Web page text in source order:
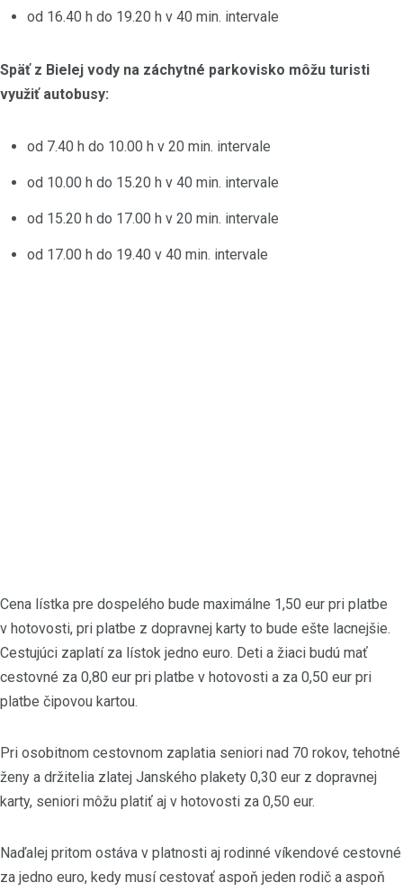
od 16.40 h do 19.20 h v 40 min. intervale
Späť z Bielej vody na záchytné parkovisko môžu turisti
využiť autobusy:
od 7.40 h do 10.00 h v 20 min. intervale
od 10.00 h do 15.20 h v 40 min. intervale
od 15.20 h do 17.00 h v 20 min. intervale
od 17.00 h do 19.40 v 40 min. intervale
Cena lístka pre dospelého bude maximálne 1,50 eur pri platbe
v hotovosti, pri platbe z dopravnej karty to bude ešte lacnejšie.
Cestujúci zaplatí za lístok jedno euro. Deti a žiaci budú mať
cestovné za 0,80 eur pri platbe v hotovosti a za 0,50 eur pri
platbe čipovou kartou.
Pri osobitnom cestovnom zaplatia seniori nad 70 rokov, tehotné
ženy a držitelia zlatej Janského plakety 0,30 eur z dopravnej
karty, seniori môžu platiť aj v hotovosti za 0,50 eur.
Naďalej pritom ostáva v platnosti aj rodinné víkendové cestovné
za jedno euro, kedy musí cestovať aspoň jeden rodič a aspoň